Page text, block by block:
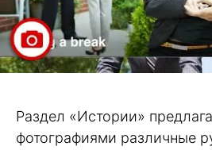
Раздел «Истории»
фотографиями различные